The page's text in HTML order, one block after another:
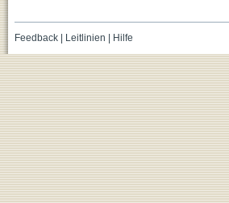
Feedback| Leitlinien Hilfe